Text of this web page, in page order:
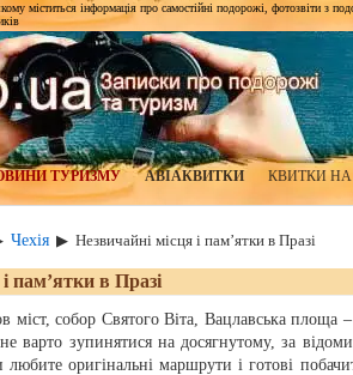
міститься інформація про самостійні подорожі, фотозвіти з
ТУРИЗМУ АВІАКВИТКИ КВИТКИ
Чехія ▶ Незвичайні місця і пам’ятки в Празі
пам’ятки в Празі
міст, собор Святого Віта, Вацлавська площа
варто зупинятися на досягнутому, за
оригінальні маршрути і готові